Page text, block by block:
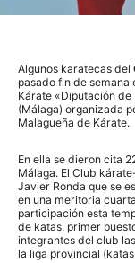
Algunos karatecas del
pasado fin de
Kárate «Diputación
(Málaga) organizada
Malagueña de Kárate.
En ella se dieron cita
Málaga. El Club
Javier Ronda que se
en una meritoria
participación esta
de katas, primer
integrantes del club
la liga provincial